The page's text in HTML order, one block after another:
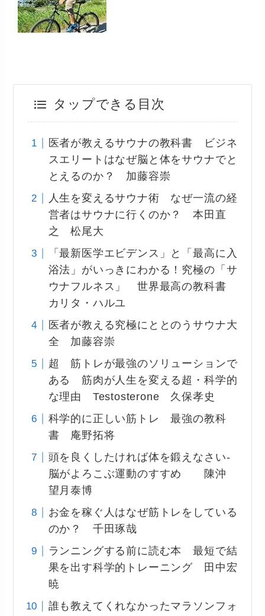
タップできる目次
医者が教えるサウナの教科書 ビジネ
スエリートはなぜ脳と体をサウナでと
とえるのか？ 加藤容崇
人生を変えるサウナ術 なぜ一流の経
営者はサウナに行くのか？ 本田直
之 松尾大
「最新医学エビデンス」と「最高に入
浴法」がいっきにわかる！究極の「サ
ウナフルネス」 世界最高の教科書
カリタ・ハルユ
医者が教える究極にととのうサウナ大
全 加藤容崇
超 筋トレが最強のソリューションで
ある 筋肉が人生を変える超・科学的
な理由 Testosterone 久保孝史
科学的に正しい筋トレ 最強の教科
書 庵野拓将
頭を良くしたければ体を鍛えなさい-
脳がよろこぶ運動のすすめ 陳沖
望月泰博
お金を稼ぐ人はなぜ筋トレをしている
のか？ 千田琢哉
ランニングする前に読む本 最短で結
果を出す科学的トレーニング 田中宏
暁
誰も教えてくれなかったマラソンフォ